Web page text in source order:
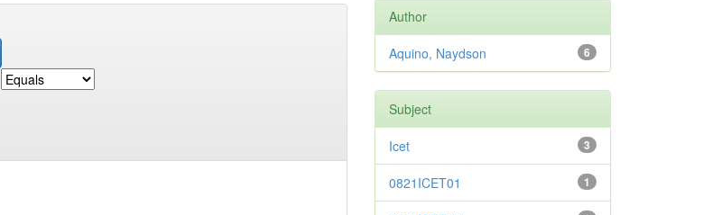
Author
6
Aquino, Naydson
Subject
3
Icet
1
0821ICET01